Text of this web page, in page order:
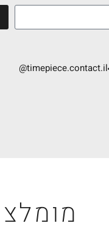
timepiece.contact.il@